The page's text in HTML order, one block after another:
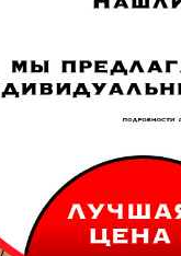
практические
ФСФ.
"А"